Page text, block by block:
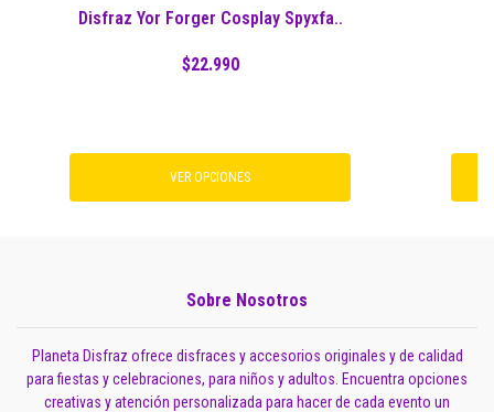
Disfraz Yor Forger Cosplay Spyxfa..
$22.990
VER OPCIONES
Sobre Nosotros
Planeta Disfraz ofrece disfraces y accesorios originales y de calidad
para fiestas y celebraciones, para niños y adultos. Encuentra opciones
creativas y atención personalizada para hacer de cada evento un